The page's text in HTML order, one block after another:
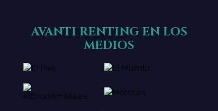
AVANTI RENTING EN LOS
MEDIOS